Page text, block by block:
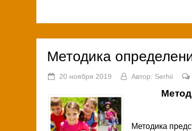
Методика
20 ноября 2019 Автор: Serhii
Методика